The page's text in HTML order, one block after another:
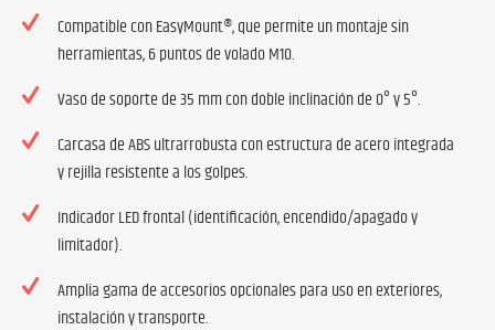
Compatible con EasyMount®, que permite un montaje sin
herramientas, 6 puntos de volado M10.
Vaso de soporte de 35 mm con doble inclinación de 0° y 5°.
Carcasa de ABS ultrarrobusta con estructura de acero integrada
y rejilla resistente a los golpes.
Indicador LED frontal (identificación, encendido/apagado y
limitador).
Amplia gama de accesorios opcionales para uso en exteriores,
instalación y transporte.